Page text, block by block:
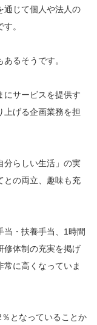
通じて個人や法人の
。
るそうです。
にサービスを提供す
上げる企画業務を担
分らしい生活」の実
との両立、趣味も充
当・扶養手当、1時間
修体制の充実を掲げ
に高くなっていま
となっていることか